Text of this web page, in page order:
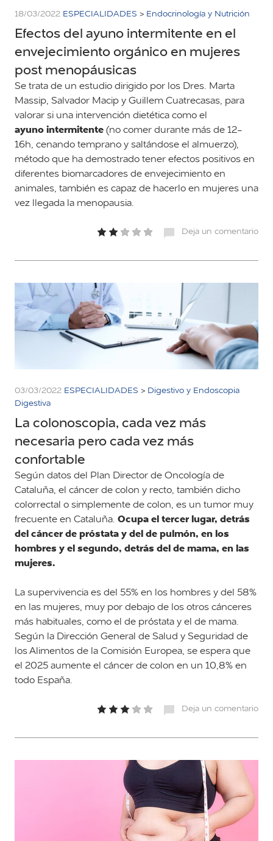
18/03/2022 ESPECIALIDADES > Endocrinología y Nutrición
Efectos del ayuno intermitente en el
envejecimiento orgánico en mujeres
post menopáusicas
Se trata de un estudio dirigido por los Dres. Marta
Massip, Salvador Macip y Guillem Cuatrecasas, para
valorar si una intervención dietética como el
ayuno intermitente(no comer durante más de 12-
16h, cenando temprano y saltándose el almuerzo),
método que ha demostrado tener efectos positivos en
diferentes biomarcadores de envejecimiento en
animales, también es capaz de hacerlo en mujeres una
vez llegada la menopausia.
Deja un comentario
03/03/2022 ESPECIALIDADES > Digestivo y Endoscopia
Digestiva
La colonoscopia, cada vez más
necesaria pero cada vez más
confortable
Según datos del Plan Director de Oncología de
Cataluña, el cáncer de colon y recto, también dicho
colorrectal o simplemente de colon, es un tumor muy
frecuente en Cataluña. Ocupa el tercer lugar, detrás
del cáncer de próstata y del de pulmón, en los
hombres y el segundo, detrás del de mama, en las
mujeres.
La supervivencia es del 55% en los hombres y del 58%
en las mujeres, muy por debajo de los otros cánceres
más habituales, como el de próstata y el de mama.
Según la Dirección General de Salud y Seguridad de
los Alimentos de la Comisión Europea, se espera que
el 2025 aumente el cáncer de colon en un 10,8% en
todo España.
Deja un comentario